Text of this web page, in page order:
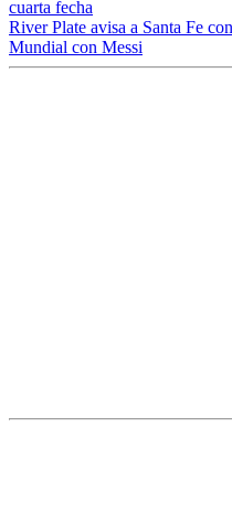
cuarta fecha
River Plate avisa a Santa Fe
Mundial con Messi